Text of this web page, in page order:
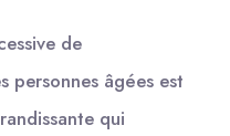
de
personnes âgées est
qui